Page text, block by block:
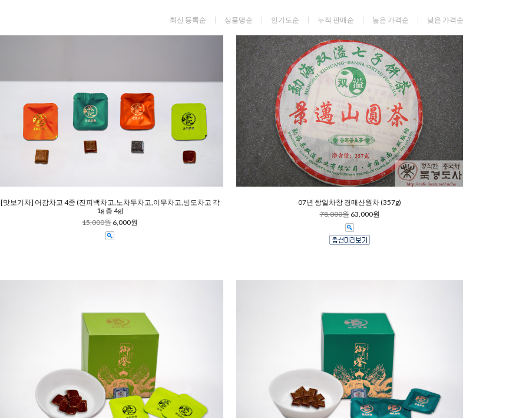
최신 등록순 상품명순 인기도순 누적 판매순 높은 가격순 낮은 가격순
[맛보기차] 어감차고 4종 (진피백차고,노차두차고,이무차고,빙도차고 각
1g 총 4g)
15,000원 6,000원
07년 쌍일차창 경매산원차 (357g)
78,000원 63,000원